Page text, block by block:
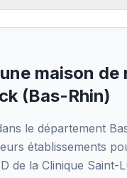
maison de
(Bas-Rhin)
le département
établissements
de la Clinique Saint-